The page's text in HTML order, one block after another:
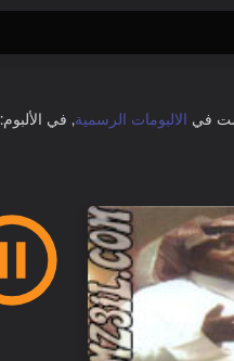
في الالبومات الرسمية, في الألبوم: